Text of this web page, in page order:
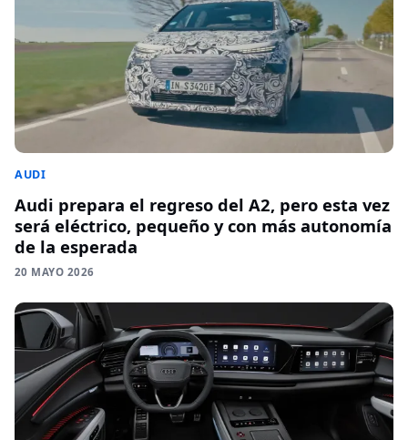
AUDI
Audi prepara el regreso del A2, pero esta vez
será eléctrico, pequeño y con más autonomía
de la esperada
20 MAYO 2026